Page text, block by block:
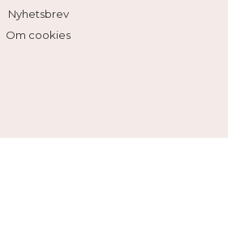
Nyhetsbrev
Om cookies